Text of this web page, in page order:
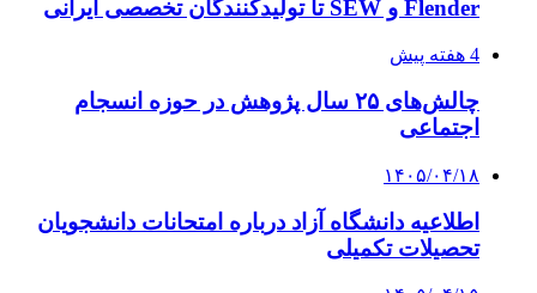
Flender و SEW تا تولیدکنندگان تخصصی ایرانی
4 هفته پیش
چالش‌های ۲۵ سال پژوهش در حوزه انسجام
اجتماعی
۱۴۰۵/۰۴/۱۸
اطلاعیه دانشگاه آزاد درباره امتحانات دانشجویان
تحصیلات تکمیلی